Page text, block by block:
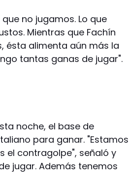
no jugamos. Lo que
Mientras que Fachín
ésta alimenta aún más la
tantas ganas de jugar".
noche, el base de
para ganar. "Estamos
el contragolpe", señaló y
jugar. Además tenemos